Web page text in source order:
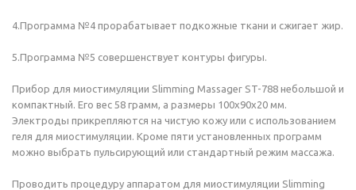
4.Программа №4 прорабатывает подкожные ткани и сжигает жир.
5.Программа №5 совершенствует контуры фигуры.
Прибор для миостимуляции Slimming Massager ST-788 небольшой и
компактный. Его вес 58 грамм, а размеры 100х90х20 мм.
Электроды прикрепляются на чистую кожу или с использованием
геля для миостимуляции. Кроме пяти установленных программ
можно выбрать пульсирующий или стандартный режим массажа.
Проводить процедуру аппаратом для миостимуляции Slimming